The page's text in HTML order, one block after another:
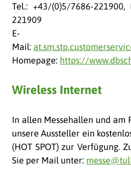
Tel.: +43/(0)5/7686-221900,
221909
E-
Mail:
Homepage: https://
Wireless Internet
In allen Messehallen und am
unsere Aussteller ein
(HOT SPOT) zur Verfügung.
Sie per Mail unter: